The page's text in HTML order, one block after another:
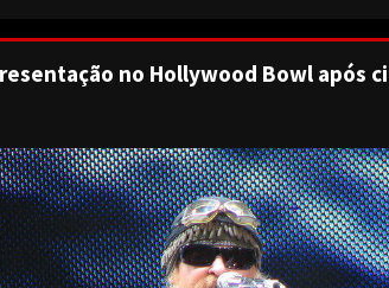
no Hollywood Bowl após